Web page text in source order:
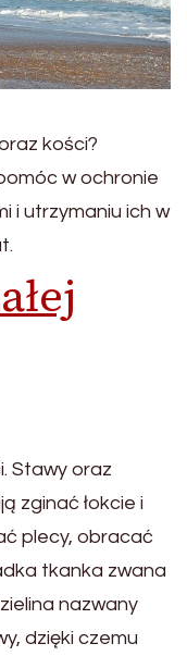
kości?
w ochronie
i utrzymaniu ich w
Stawy oraz
zginać łokcie i
plecy, obracać
tkanka zwana
nazwany
dzięki czemu